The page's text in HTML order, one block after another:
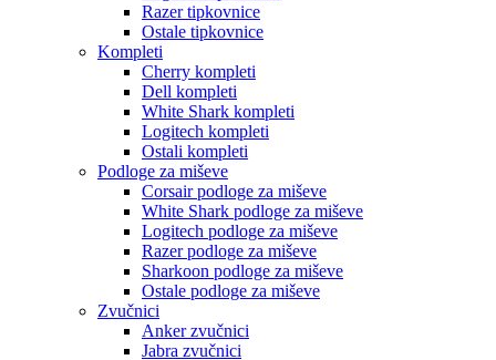
Razer tipkovnice
Ostale tipkovnice
Kompleti
Cherry kompleti
Dell kompleti
White Shark kompleti
Logitech kompleti
Ostali kompleti
Podloge za miševe
Corsair podloge za miševe
White Shark podloge za miševe
Logitech podloge za miševe
Razer podloge za miševe
Sharkoon podloge za miševe
Ostale podloge za miševe
Zvučnici
Anker zvučnici
Jabra zvučnici